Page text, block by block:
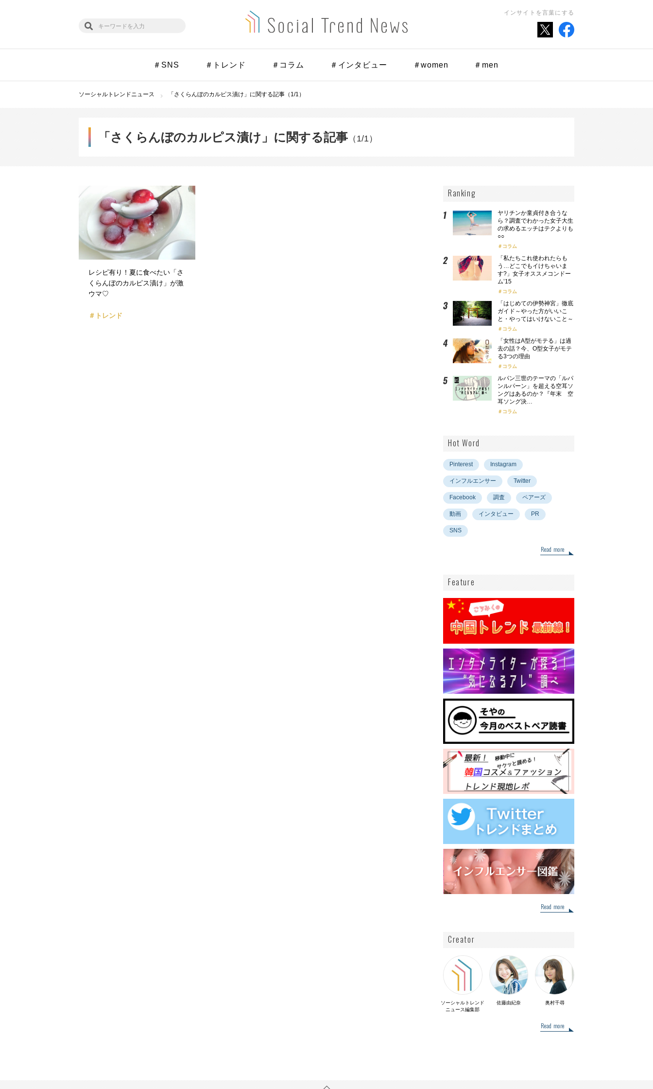
インサイトを言葉にする
＃SNS ＃トレンド ＃コラム ＃インタビュー ＃women ＃men
ソーシャルトレンドニュース 「さくらんぼのカルピス漬け」に関する記事（1/1）
「さくらんぼのカルピス漬け」に関する記事 （1/1）
レシピ有り！夏に食べたい「さ
くらんぼのカルピス漬け」が激
ウマ♡
＃トレンド
Ranking
ヤリチンか童貞付き合うな
ら？調査でわかった女子大生
の求めるエッチはテクよりも
○○
コラム
「私たちこれ使われたらも
う…どこでもイけちゃいま
す?」女子オススメコンドー
ム’15
コラム
「はじめての伊勢神宮」徹底
ガイド～やった方がいいこ
と・やってはいけないこと～
コラム
「女性はA型がモテる」は過
去の話？今、O型女子がモテ
る3つの理由
コラム
ルパン三世のテーマの「ルパ
ンルパーン」を超える空耳ソ
ングはあるのか？『年末 空
耳ソング決…
コラム
Hot Word
Pinterest Instagram
インフルエンサー Twitter
Facebook 調査 ペアーズ
動画 インタビュー PR
SNS
Read more
Feature
Read more
Creator
ソーシャルトレンド
ニュース編集部
佐藤由紀奈 奥村千尋
Read more